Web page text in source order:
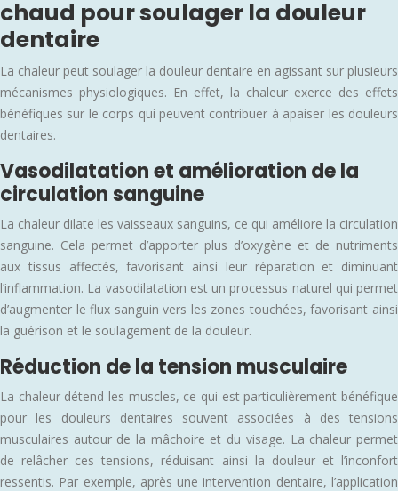
chaud pour soulager la douleur
dentaire
La chaleur peut soulager la douleur dentaire en agissant sur plusieurs
mécanismes physiologiques. En effet, la chaleur exerce des effets
bénéfiques sur le corps qui peuvent contribuer à apaiser les douleurs
dentaires.
Vasodilatation et amélioration de la
circulation sanguine
La chaleur dilate les vaisseaux sanguins, ce qui améliore la circulation
sanguine. Cela permet d’apporter plus d’oxygène et de nutriments
aux tissus affectés, favorisant ainsi leur réparation et diminuant
l’inflammation. La vasodilatation est un processus naturel qui permet
d’augmenter le flux sanguin vers les zones touchées, favorisant ainsi
la guérison et le soulagement de la douleur.
Réduction de la tension musculaire
La chaleur détend les muscles, ce qui est particulièrement bénéfique
pour les douleurs dentaires souvent associées à des tensions
musculaires autour de la mâchoire et du visage. La chaleur permet
de relâcher ces tensions, réduisant ainsi la douleur et l’inconfort
ressentis. Par exemple, après une intervention dentaire, l’application